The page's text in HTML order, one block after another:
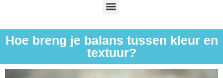
Hoe breng je balans tussen kleur en
textuur?